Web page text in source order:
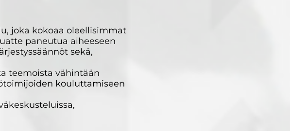
joka kokoaa oleellisimmat
paneutua aiheeseen
sekä,
teemoista vähintään
kouluttamiseen